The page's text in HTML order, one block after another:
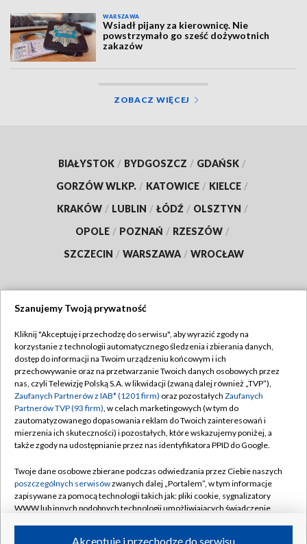
WARSZAWA
Wsiadł pijany za kierownicę. Nie
powstrzymało go sześć dożywotnich
zakazów
ZOBACZ WIĘCEJ
BIAŁYSTOK / BYDGOSZCZ / GDAŃSK /
GORZÓW WLKP. / KATOWICE / KIELCE /
KRAKÓW / LUBLIN / ŁÓDŹ / OLSZTYN /
OPOLE / POZNAŃ / RZESZÓW /
SZCZECIN / WARSZAWA / WROCŁAW
TVP
Abonament TVP
Emisja w TVP
Centrum informacji TVP
Naziemna Telewizja Cyfrowa
Rada Programowa
System NOS
Informacje o nadawcy
Regulamin TVP
Polityka prywatności
Moje zgody
Pomoc
Kontakt
Kanały
Szanujemy Twoją prywatność
Kliknij "Akceptuję i przechodzę do serwisu", aby wyrazić zgody na
korzystanie z technologii automatycznego śledzenia i zbierania danych,
dostęp do informacji na Twoim urządzeniu końcowym i ich
przechowywanie oraz na przetwarzanie Twoich danych osobowych przez
nas, czyli Telewizję Polską S.A. w likwidacji (zwaną dalej również „TVP”),
Zaufanych Partnerów z IAB* (1201 firm) oraz pozostałych Zaufanych
Partnerów TVP (93 firm), w celach marketingowych (w tym do
zautomatyzowanego dopasowania reklam do Twoich zainteresowań i
mierzenia ich skuteczności) i pozostałych, które wskazujemy poniżej, a
także zgody na udostępnianie przez nas identyfikatora PPID do Google.
Twoje dane osobowe zbierane podczas odwiedzania przez Ciebie naszych
poszczególnych serwisówzwanych dalej „Portalem”, w tym informacje
zapisywane za pomocą technologii takich jak: pliki cookie, sygnalizatory
WWW lub innych podobnych technologii umożliwiających świadczenie
Akceptuję i przechodzę do serwisu